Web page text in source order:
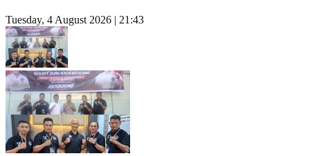
Tuesday, 4 August 2026 | 21:43